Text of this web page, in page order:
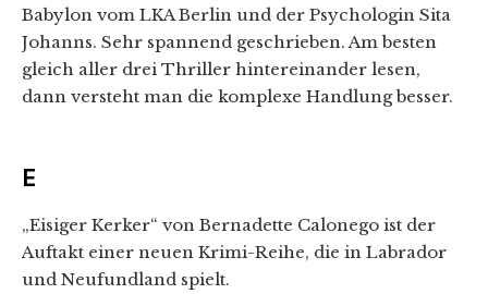
Babylon vom LKA Berlin und der Psychologin Sita
Johanns. Sehr spannend geschrieben. Am besten
gleich aller drei Thriller hintereinander lesen,
dann versteht man die komplexe Handlung besser.
E
„Eisiger Kerker“ von Bernadette Calonego ist der
Auftakt einer neuen Krimi-Reihe, die in Labrador
und Neufundland spielt.